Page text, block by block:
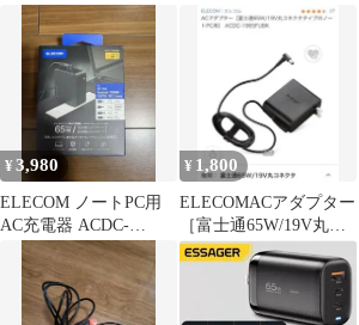
2m+ワイヤレス充電器
¥3,980
ELECOM ノートPC用
AC充電器 ACDC-
TP9565BK
¥ 1,800
ELECOMACアダプター
［富士通65W/19V丸コ
ネクタタイプのノート